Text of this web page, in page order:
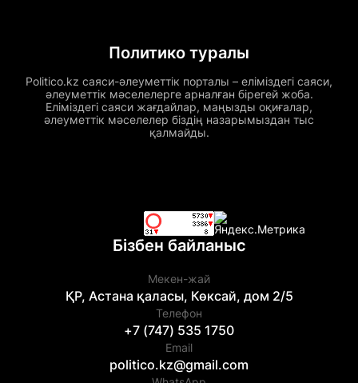
Политико туралы
Politico.kz саяси-әлеуметтік порталы – еліміздегі саяси,
әлеуметтік мәселелерге арналған бірегей жоба.
Еліміздегі саяси жағдайлар, маңызды оқиғалар,
әлеуметтік мәселелер біздің назарымыздан тыс
қалмайды.
Бізбен байланыс
Мекен-жай
ҚР, Астана қаласы, Көксай, дом 2/5
Телефон
+7 (747) 535 1750
Email
politico.kz@gmail.com